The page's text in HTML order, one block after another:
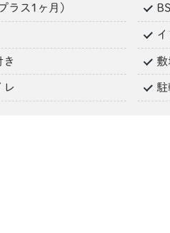
ラス1ヶ月)
き
レ
敷